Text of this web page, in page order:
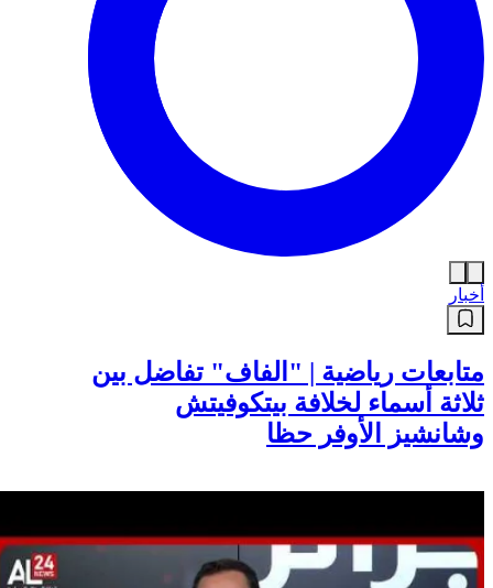
أخبار
متابعات رياضية | "الفاف" تفاضل بين
ثلاثة أسماء لخلافة بيتكوفيتش
وشانشيز الأوفر حظا